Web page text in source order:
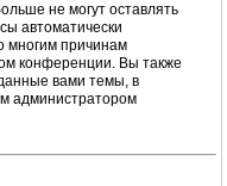
не могут оставлять
автоматически
многим причинам
конференции. Вы также
вами темы, в
администратором